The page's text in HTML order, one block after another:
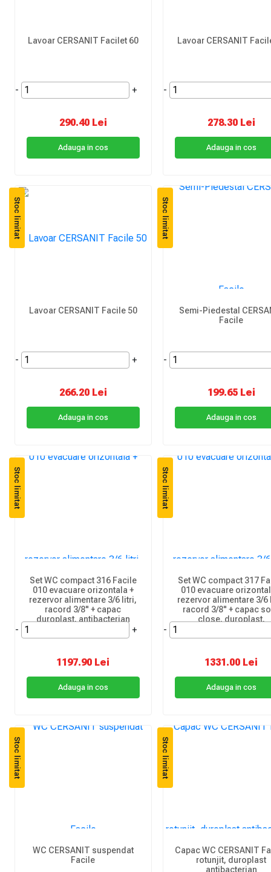
Lavoar CERSANIT Facilet 60
- +
290.40 Lei
Adauga in cos
Lavoar CERSANIT
-
278.30 Lei
Adauga in cos
Stoc limitat
Lavoar CERSANIT Facile 50
- +
266.20 Lei
Adauga in cos
Stoc limitat
Semi-Piedestal
Facile
-
199.65 Lei
Adauga in cos
Stoc limitat
Set WC compact 316 Facile
010 evacuare orizontala +
rezervor alimentare 3/6 litri,
racord 3/8" + capac
duroplast, antibacterian
- +
1197.90 Lei
Adauga in cos
Stoc limitat
Set WC compact 317
010 evacuare
rezervor alimentare 3/6
racord 3/8" + capac
close, duroplast,
-
1331.00 Lei
Adauga in cos
Stoc limitat
WC CERSANIT suspendat
Facile
Stoc limitat
Capac WC CERSANIT
rotunjit, duroplast
antibacterian